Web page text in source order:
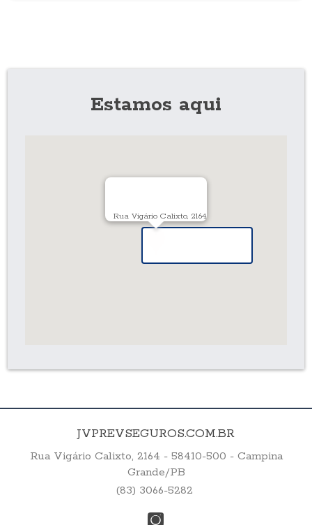
Estamos aqui
Rua Vigário Calixto, 2164
JVPREVSEGUROS.COM.BR
Rua Vigário Calixto, 2164 - 58410-500 - Campina
Grande/PB
(83) 3066-5282